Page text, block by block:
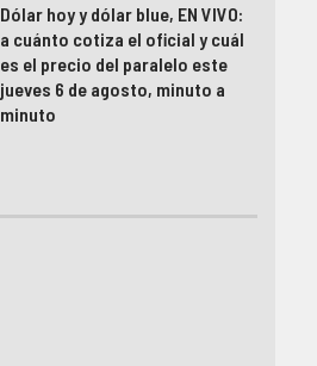
Dólar hoy y dólar blue, EN VIVO:
a cuánto cotiza el oficial y cuál
es el precio del paralelo este
jueves 6 de agosto, minuto a
minuto